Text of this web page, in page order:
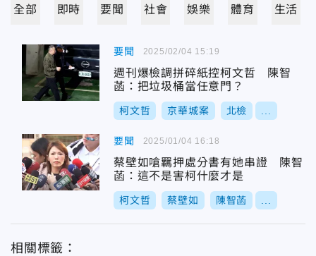
全部 即時 要聞 社會 娛樂 體育 生活
要聞
週刊爆檢調拼碎紙控柯文哲 陳智
菡：把垃圾桶當任意門？
柯文哲 京華城案 北檢
2025/02/04 15:19
要聞
蔡壁如嗆羈押處分書有她串證 陳智
菡：這不是害柯什麼才是
柯文哲 蔡壁如 陳智菡
2025/01/04 16:18
相關標籤：